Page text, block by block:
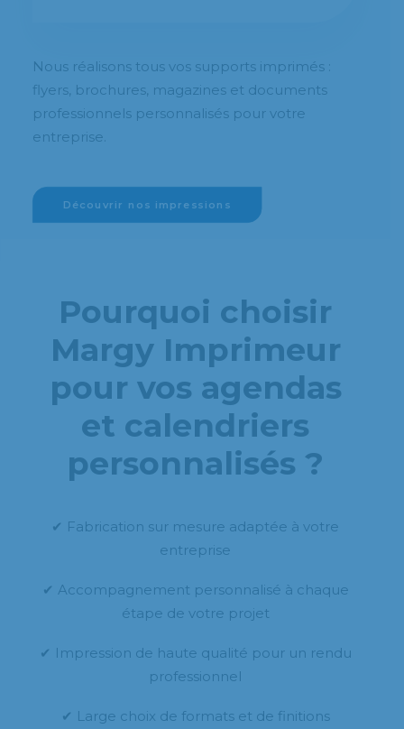
Nous réalisons tous vos supports imprimés :
flyers, brochures, magazines et documents
professionnels personnalisés pour votre
entreprise.
Découvrir nos impressions
Pourquoi choisir
Margy Imprimeur
pour vos agendas
et calendriers
personnalisés ?
✔ Fabrication sur mesure adaptée à votre
entreprise
✔ Accompagnement personnalisé à chaque
étape de votre projet
✔ Impression de haute qualité pour un rendu
professionnel
✔ Large choix de formats et de finitions